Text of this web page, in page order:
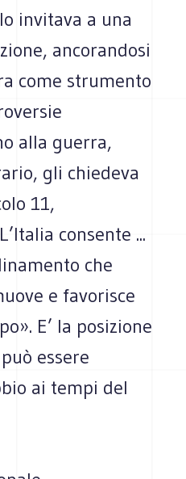
invitava a una
ancorandosi
come strumento
alla guerra,
gli chiedeva
11,
consente ...
che
e favorisce
E’ la posizione
essere
ai tempi del